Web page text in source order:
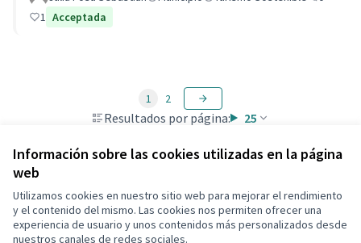
Información sobre las cookies utilizadas en la página
web
Utilizamos cookies en nuestro sitio web para mejorar el rendimiento
y el contenido del mismo. Las cookies nos permiten ofrecer una
experiencia de usuario y unos contenidos más personalizados desde
nuestros canales de redes sociales.
1 Acceptada
Resultados por página: 25
1 2
Términos y condiciones de uso
Configuración de cookies
Decidim Calafell en X
Decidim Calafell en Facebook
Decidim Calafell en YouTube
Decidim Calafell en GitHub